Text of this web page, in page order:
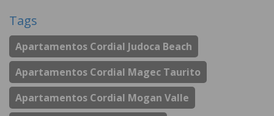
Tags
Apartamentos Cordial Judoca Beach
Apartamentos Cordial Magec Taurito
Apartamentos Cordial Mogan Valle